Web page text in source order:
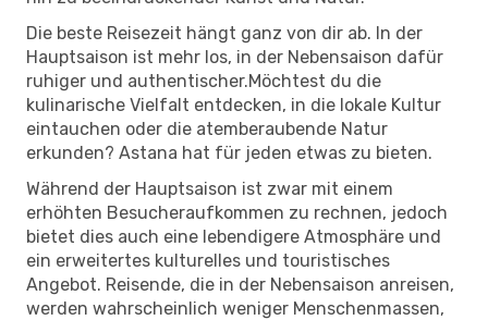
Die beste Reisezeit hängt ganz von dir ab. In der
Hauptsaison ist mehr los, in der Nebensaison dafür
ruhiger und authentischer.Möchtest du die
kulinarische Vielfalt entdecken, in die lokale Kultur
eintauchen oder die atemberaubende Natur
erkunden? Astana hat für jeden etwas zu bieten.
Während der Hauptsaison ist zwar mit einem
erhöhten Besucheraufkommen zu rechnen, jedoch
bietet dies auch eine lebendigere Atmosphäre und
ein erweitertes kulturelles und touristisches
Angebot. Reisende, die in der Nebensaison anreisen,
werden wahrscheinlich weniger Menschenmassen,